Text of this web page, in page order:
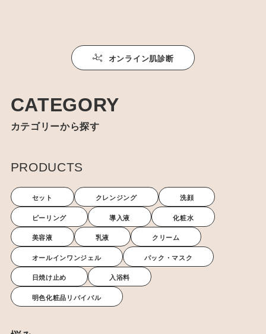
ＥＧ−５グリセリル、カルボマー、（アクリレーツ／アクリル酸
アルキル（Ｃ１０−３０））クロスポリマー、水酸化Ｎａ、ポリ
アクリル酸Ｎａ、乳酸Ｎａ、コメヌカ油、ラウロイルラクチレー
メチコン、ＥＤＴＡ−２Ｎａ、フェノキシエタノール、メチルパ
ラベン、プロピルパラベン、エチルパラベン、香料
した日本でもっとも使われている天然着色料です。
オンライン肌診断
CATEGORY
カテゴリーから探す
PRODUCTS
セット クレンジング 洗顔
ピーリング 導入液 化粧水
美容液 乳液 クリーム
オールインワンジェル パック・マスク
日焼け止め 入浴料
明色化粧品リバイバル